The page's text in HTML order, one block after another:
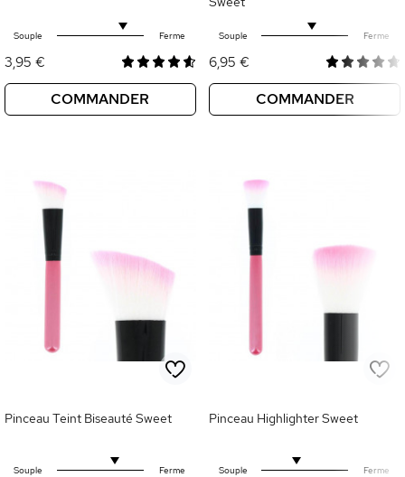
Souple Ferme
3,95 €
COMMANDER
Souple Ferme
6,95 €
COMMANDER
Pinceau Teint Biseauté Sweet
Souple Ferme
Pinceau Highlighter Sweet
Souple Ferme